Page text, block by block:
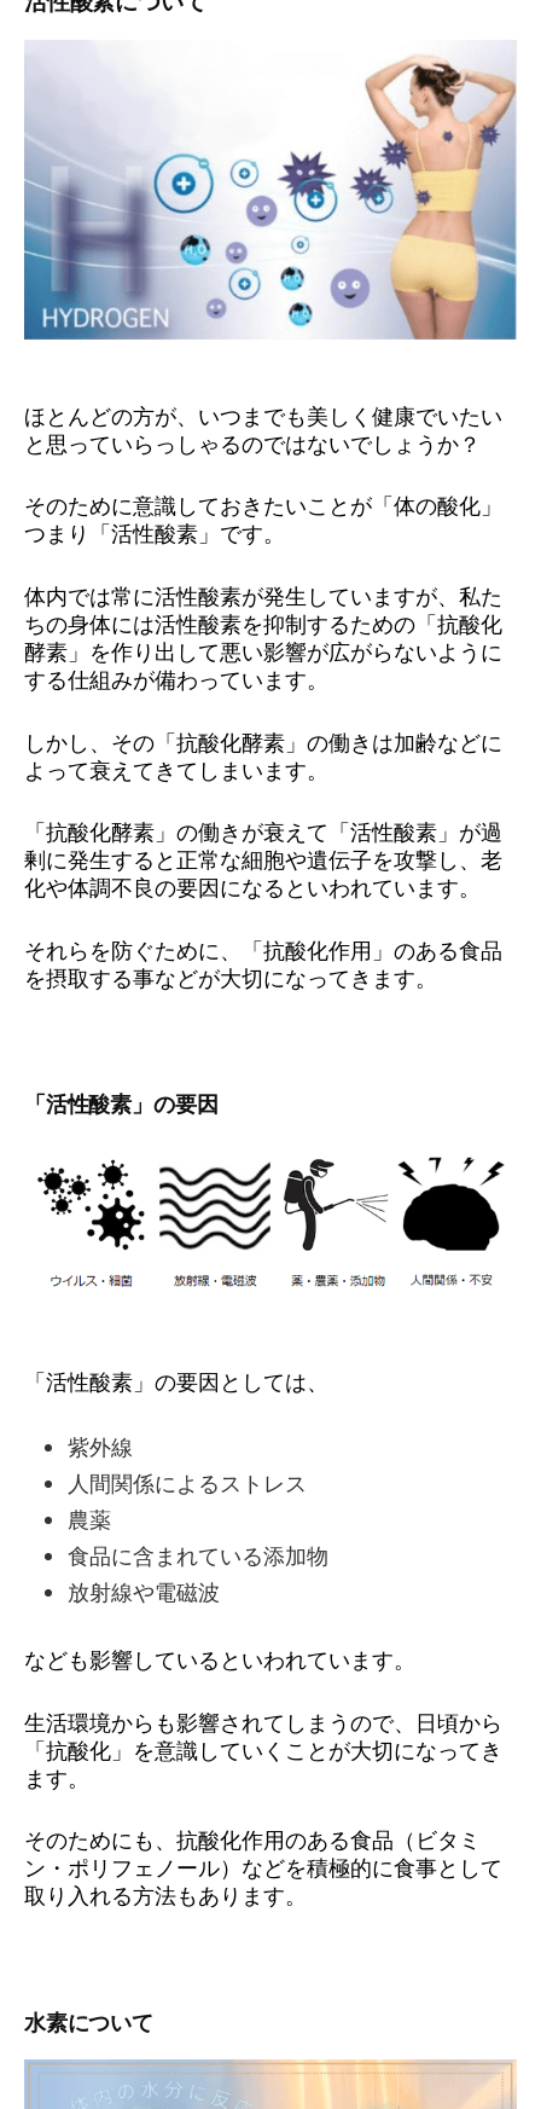
ほとんどの方が、いつまでも美しく健康でいたい
と思っていらっしゃるのではないでしょうか？
そのために意識しておきたいことが「体の酸化」
つまり「活性酸素」です。
体内では常に活性酸素が発生していますが、私た
ちの身体には活性酸素を抑制するための「抗酸化
酵素」を作り出して悪い影響が広がらないように
する仕組みが備わっています。
しかし、その「抗酸化酵素」の働きは加齢などに
よって衰えてきてしまいます。
「抗酸化酵素」の働きが衰えて「活性酸素」が過
剰に発生すると正常な細胞や遺伝子を攻撃し、老
化や体調不良の要因になるといわれています。
それらを防ぐために、「抗酸化作用」のある食品
を摂取する事などが大切になってきます。
「活性酸素」の要因
「活性酸素」の要因としては、
紫外線
人間関係によるストレス
農薬
食品に含まれている添加物
放射線や電磁波
なども影響しているといわれています。
生活環境からも影響されてしまうので、日頃から
「抗酸化」を意識していくことが大切になってき
ます。
そのためにも、抗酸化作用のある食品（ビタミ
ン・ポリフェノール）などを積極的に食事として
取り入れる方法もあります。
水素について